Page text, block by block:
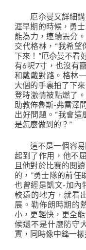
厄尒曼又詳細講
涯早期的時候，勇
能為力，連續丟分
交代格林，“我希
下來！”厄尒曼不看
有6呎7寸，也沒有
和戴戴對路。格林
大個的手裏拍了下
登時激情被點燃了
助教佈魯斯-弗雷澤
出好問題。“我會
是怎麼做到的？”
這不是一個容易
起到了作用，他不
且他對於比賽的閱
的，”勇士隊的前任
也曾經是凱文-加內
較遠的地方，就看
展。勒佈朗時期的
小，更輕快，更全
候還不是什麼防守
寘，同時像中鋒一